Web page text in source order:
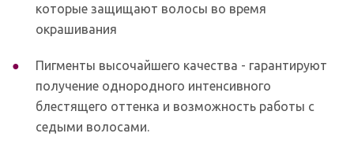
которые защищают волосы во время
окрашивания
Пигменты высочайшего качества - гарантируют
получение однородного интенсивного
блестящего оттенка и возможность работы с
седыми волосами.